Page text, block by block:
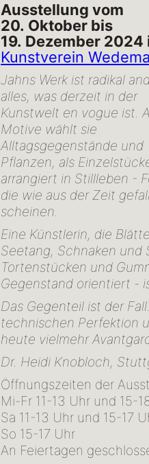
Ausstellung vom
20. Oktober bis
19. Dezember 2024
Kunstverein
Jahns Werk ist radikal
alles, was derzeit in der
Kunstwelt en vogue ist.
Motive wählt sie
Alltagsgegenstände und
Pflanzen, als
arrangiert in Stillleben -
die wie aus der Zeit
scheinen.
Eine Künstlerin, die
Seetang, Schnaken und
Tortenstücken und
Gegenstand orientiert -
Das Gegenteil ist der
technischen Perfektion
heute vielmehr
Dr. Heidi Knobloch,
Öffnungszeiten der
Mi-Fr 11-13 Uhr und 15-
Sa 11-13 Uhr und 15-17
So 15-17 Uhr
An Feiertagen